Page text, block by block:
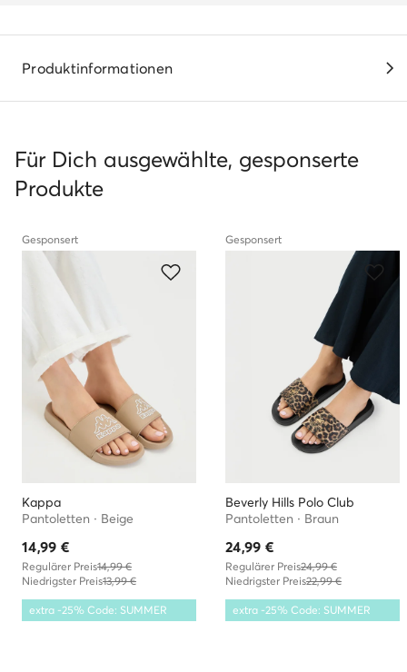
Produktinformationen
Für Dich ausgewählte, gesponserte
Produkte
Gesponsert
Kappa
Pantoletten · Beige
14,99 €
Regulärer Preis14,99 €
Niedrigster Preis13,99 €
extra -25% Code: SUMMER
Gesponsert
Beverly Hills Polo Club
Pantoletten · Braun
24,99 €
Regulärer Preis24,99 €
Niedrigster Preis22,99 €
extra -25% Code: SUMMER